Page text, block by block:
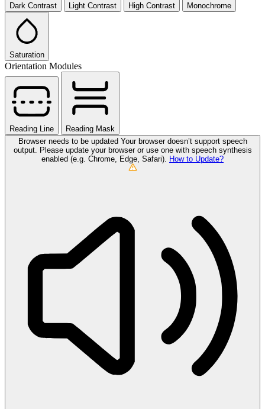
Dark Contrast Light Contrast High Contrast Monochrome
Saturation
Orientation Modules
Reading Line
Reading Mask
Browser needs to be updated Your browser doesn’t support speech
output. Please update your browser or use one with speech synthesis
enabled (e.g. Chrome, Edge, Safari).
How to Update?